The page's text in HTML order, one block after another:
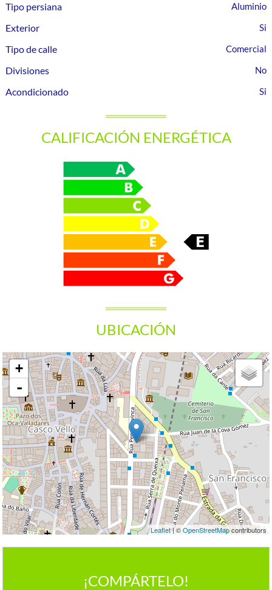
Tipo persiana Aluminio
Exterior
Tipo de calle
Comercial
Divisiones
Acondicionado
CALIFICACIÓN ENERGÉTICA
UBICACIÓN
+
-
Leaflet| ©OpenStreetMapcontributors
¡COMPÁRTELO!